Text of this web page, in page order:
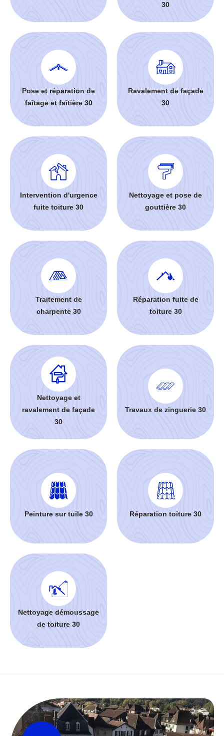
30
Pose et réparation de
faîtage et faîtière 30
Ravalement de façade
30
Intervention d'urgence
fuite toiture 30
Nettoyage et pose de
gouttière 30
Traitement de
charpente 30
Réparation fuite de
toiture 30
Nettoyage et
ravalement de façade
30
Travaux de zinguerie 30
Peinture sur tuile 30 Réparation toiture 30
Nettoyage démoussage
de toiture 30